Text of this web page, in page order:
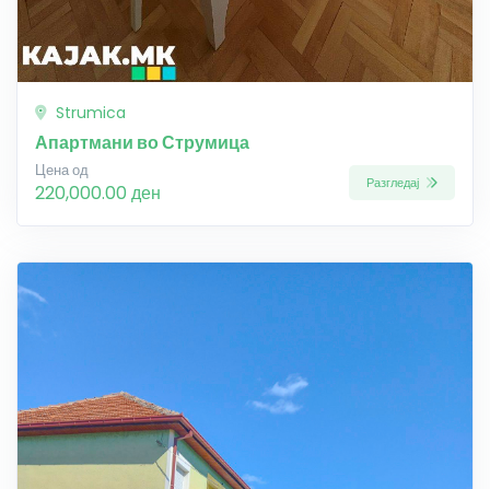
Strumica
Апартмани во Струмица
Цена од
220,000.00 ден Разгледај